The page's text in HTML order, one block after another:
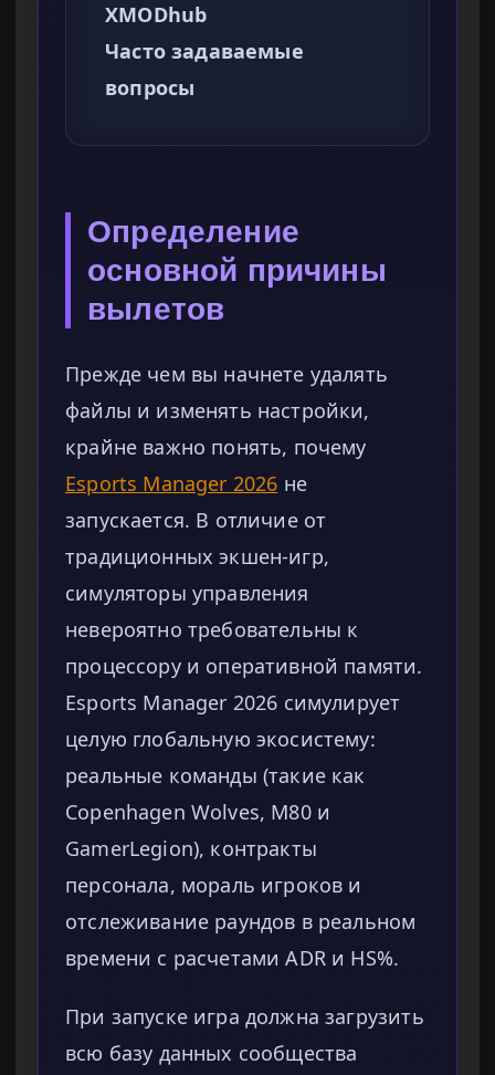
XMODhub
Часто задаваемые
вопросы
Определение
основной причины
вылетов
Прежде чем вы начнете удалять
файлы и изменять настройки,
крайне важно понять, почему
Esports Manager 2026 не
запускается. В отличие от
традиционных экшен-игр,
симуляторы управления
невероятно требовательны к
процессору и оперативной памяти.
Esports Manager 2026 симулирует
целую глобальную экосистему:
реальные команды (такие как
Copenhagen Wolves, M80 и
GamerLegion), контракты
персонала, мораль игроков и
отслеживание раундов в реальном
времени с расчетами ADR и HS%.
При запуске игра должна загрузить
всю базу данных сообщества